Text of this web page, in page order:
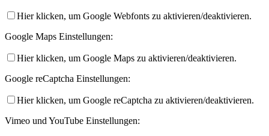
Hier klicken, um Google Webfonts zu aktivieren/deaktivieren.
Google Maps Einstellungen:
Hier klicken, um Google Maps zu aktivieren/deaktivieren.
Google reCaptcha Einstellungen:
Hier klicken, um Google reCaptcha zu aktivieren/deaktivieren.
Vimeo und YouTube Einstellungen: